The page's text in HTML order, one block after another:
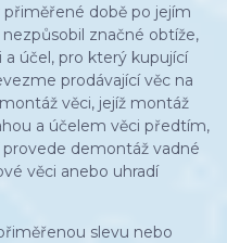
přiměřené době po jejím
značné obtíže,
účel, pro který kupující
prodávající věc na
věci, jejíž montáž
a účelem věci předtím,
provede demontáž vadné
věci anebo uhradí
slevu nebo